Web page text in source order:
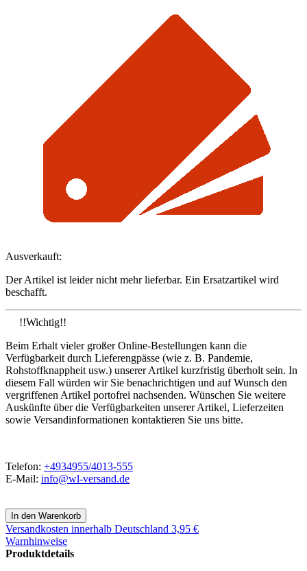
Ausverkauft:
Der Artikel ist leider nicht mehr lieferbar. Ein Ersatzartikel wird
beschafft.
!!Wichtig!!
Beim Erhalt vieler großer Online-Bestellungen kann die
Verfügbarkeit durch Lieferengpässe (wie z. B. Pandemie,
Rohstoffknappheit usw.) unserer Artikel kurzfristig überholt sein. In
diesem Fall würden wir Sie benachrichtigen und auf Wunsch den
vergriffenen Artikel portofrei nachsenden. Wünschen Sie weitere
Auskünfte über die Verfügbarkeiten unserer Artikel, Lieferzeiten
sowie Versandinformationen kontaktieren Sie uns bitte.
Telefon: +4934955/4013-555
E-Mail: info@wl-versand.de
Versandkosten innerhalb Deutschland 3,95 €
Warnhinweise
Produktdetails